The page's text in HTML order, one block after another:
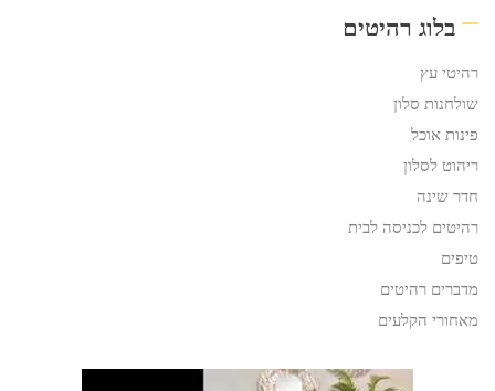
בלוג רהיטים
רהיטי עץ
שולחנות סלון
פינות אוכל
ריהוט לסלון
חדר שינה
רהיטים לכניסה לבית
טיפים
מדברים רהיטים
מאחורי הקלעים